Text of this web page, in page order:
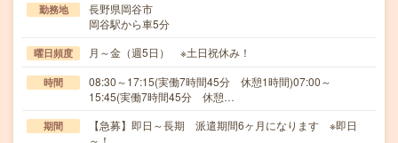
勤務地
長野県岡谷市
岡谷駅から車5分
曜日頻度 月～金（週5日） ※土日祝休み！
時間
08:30～17:15(実働7時間45分 休憩1時間)07:00～
15:45(実働7時間45分 休憩…
期間
【急募】即日～長期 派遣期間6ヶ月になります ※即日
～！